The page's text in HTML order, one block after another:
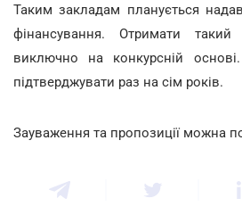
Таким закладам планується
фінансування. Отримати
виключно на конкурсній
підтверджувати раз на сім років.
Зауваження та пропозиції можна